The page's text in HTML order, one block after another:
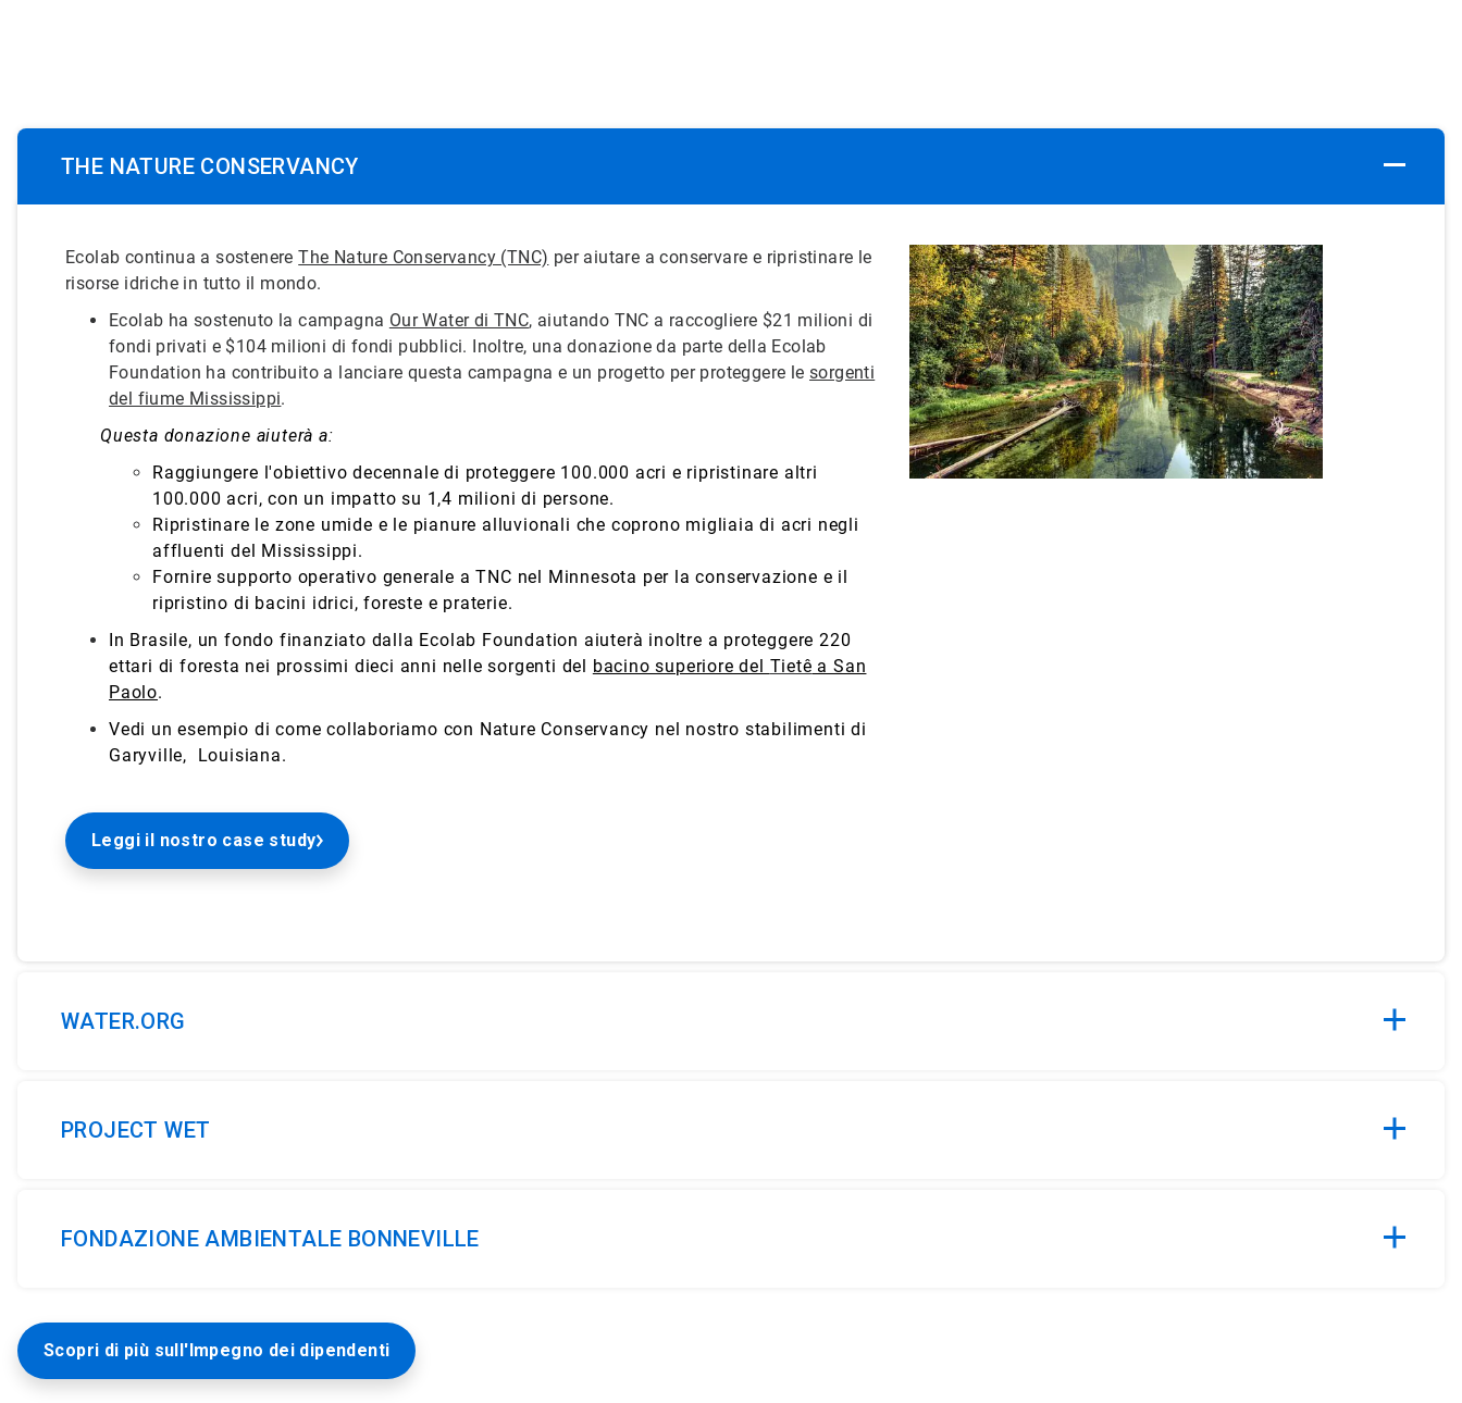
THE NATURE CONSERVANCY
Ecolab continua a sostenereThe Nature Conservancy (TNC) per aiutare a conservare e ripristinare le
risorse idriche in tutto il mondo.
Ecolab ha sostenuto la campagna Our Water di TNC, aiutando TNC a raccogliere $21 milioni di
fondi privati e $104 milioni di fondi pubblici. Inoltre, una donazione da parte della Ecolab
Foundation ha contribuito a lanciare questa campagna e un progetto per proteggere lesorgenti
del fiume Mississippi.
Questa donazione aiuterà a:
Raggiungere l'obiettivo decennale di proteggere 100.000 acri e ripristinare altri
100.000 acri, con un impatto su 1,4 milioni di persone.
Ripristinare le zone umide e le pianure alluvionali che coprono migliaia di acri negli
affluenti del Mississippi.
Fornire supporto operativo generale a TNC nel Minnesota per la conservazione e il
ripristino di bacini idrici, foreste e praterie.
In Brasile, un fondo finanziato dalla Ecolab Foundation aiuterà inoltre a proteggere 220
ettari di foresta nei prossimi dieci anni nelle sorgenti del
bacino superiore del Tietê a San
Paolo.
Vedi un esempio di come collaboriamo con Nature Conservancy nel nostro stabilimenti di
Garyville,
Louisiana.
Leggi il nostro case study
WATER.ORG
PROJECT WET
FONDAZIONE AMBIENTALE BONNEVILLE
Scopri di più sull'Impegno dei dipendenti